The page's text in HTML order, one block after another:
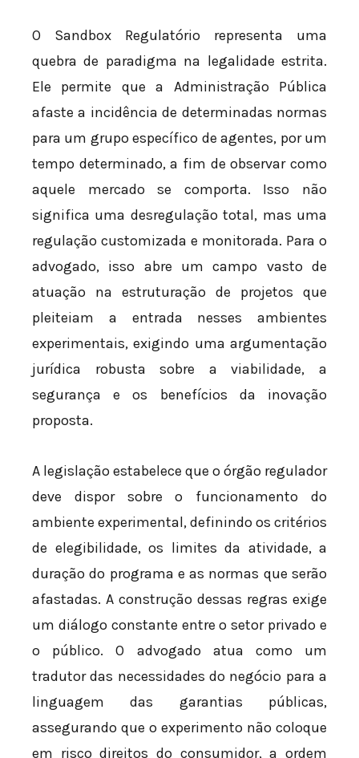
O Sandbox Regulatório representa uma
quebra de paradigma na legalidade estrita.
Ele permite que a Administração Pública
afaste a incidência de determinadas normas
para um grupo específico de agentes, por um
tempo determinado, a fim de observar como
aquele mercado se comporta. Isso não
significa uma desregulação total, mas uma
regulação customizada e monitorada. Para o
advogado, isso abre um campo vasto de
atuação na estruturação de projetos que
pleiteiam a entrada nesses ambientes
experimentais, exigindo uma argumentação
jurídica robusta sobre a viabilidade, a
segurança e os benefícios da inovação
proposta.
A legislação estabelece que o órgão regulador
deve dispor sobre o funcionamento do
ambiente experimental, definindo os critérios
de elegibilidade, os limites da atividade, a
duração do programa e as normas que serão
afastadas. A construção dessas regras exige
um diálogo constante entre o setor privado e
o público. O advogado atua como um
tradutor das necessidades do negócio para a
linguagem das garantias públicas,
assegurando que o experimento não coloque
em risco direitos do consumidor, a ordem